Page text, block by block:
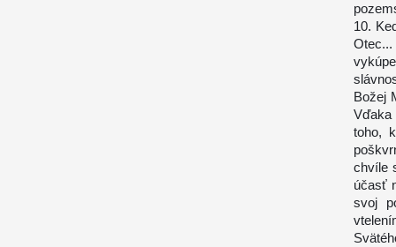
10.
Božej
toho,
chvíle
účasť
svoj